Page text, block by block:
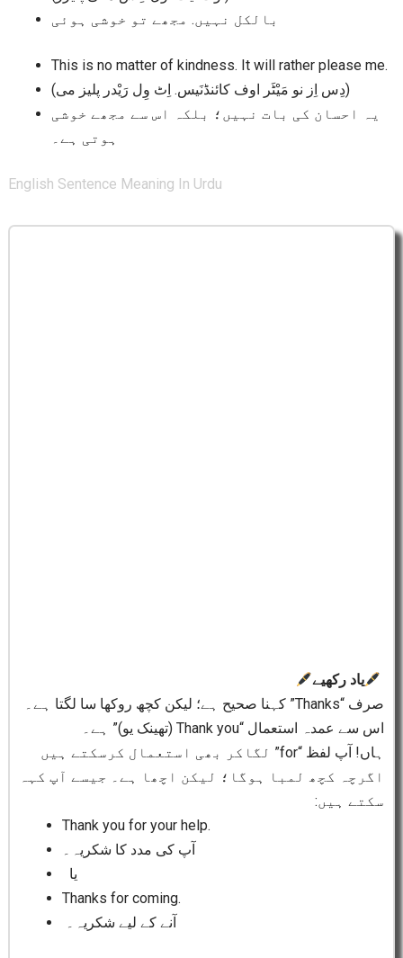
بالکل نہیں. مجھے تو خوشی ہوئی
This is no matter of kindness. It will rather please me.
(دِس اِز نو مَیْٹَر اوف کائنڈنَیس. اِٹ وِل رَیْدر پلیز می)
یہ احسان کی بات نہیں؛ بلکہ اس سے مجھے خوشی
ہوتی ہے۔
English Sentence Meaning In Urdu
یاد رکھیے
صرف “Thanks” کہنا صحیح ہے؛ لیکن کچھ روکھا سا لگتا ہے۔
اس سے عمدہ استعمال “Thank you (تھینک یو)” ہے۔
ہاں! آپ لفظ “for” لگاکر بھی استعمال کرسکتے ہیں
اگرچہ کچھ لمبا ہوگا؛ لیکن اچھا ہے۔ جیسے آپ کہہ
سکتے ہیں:
Thank you for your help.
آپ کی مدد کا شکریہ۔
یا
Thanks for coming.
آنے کے لیے شکریہ۔